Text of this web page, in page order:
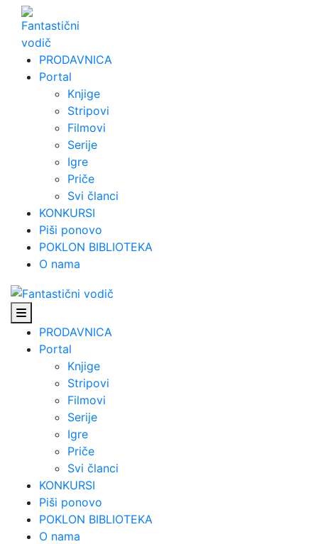
Skip
content
PRODAVNICA
Portal
Knjige
Stripovi
Filmovi
Serije
Igre
Priče
Svi članci
KONKURSI
Piši ponovo
POKLON BIBLIOTEKA
O nama
PRODAVNICA
Portal
Knjige
Stripovi
Filmovi
Serije
Igre
Priče
Svi članci
KONKURSI
Piši ponovo
POKLON BIBLIOTEKA
O nama